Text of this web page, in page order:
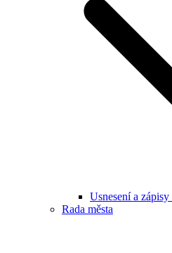
Usnesení a zápisy
Rada města